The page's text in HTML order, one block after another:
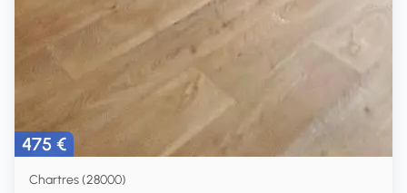
475 €
Chartres (28000)